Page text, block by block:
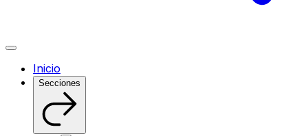
Inicio
Secciones